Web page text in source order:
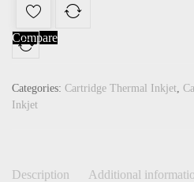
Compare
Categories: Cartridge Thermal Inkjet,
Inkjet
Description Additional